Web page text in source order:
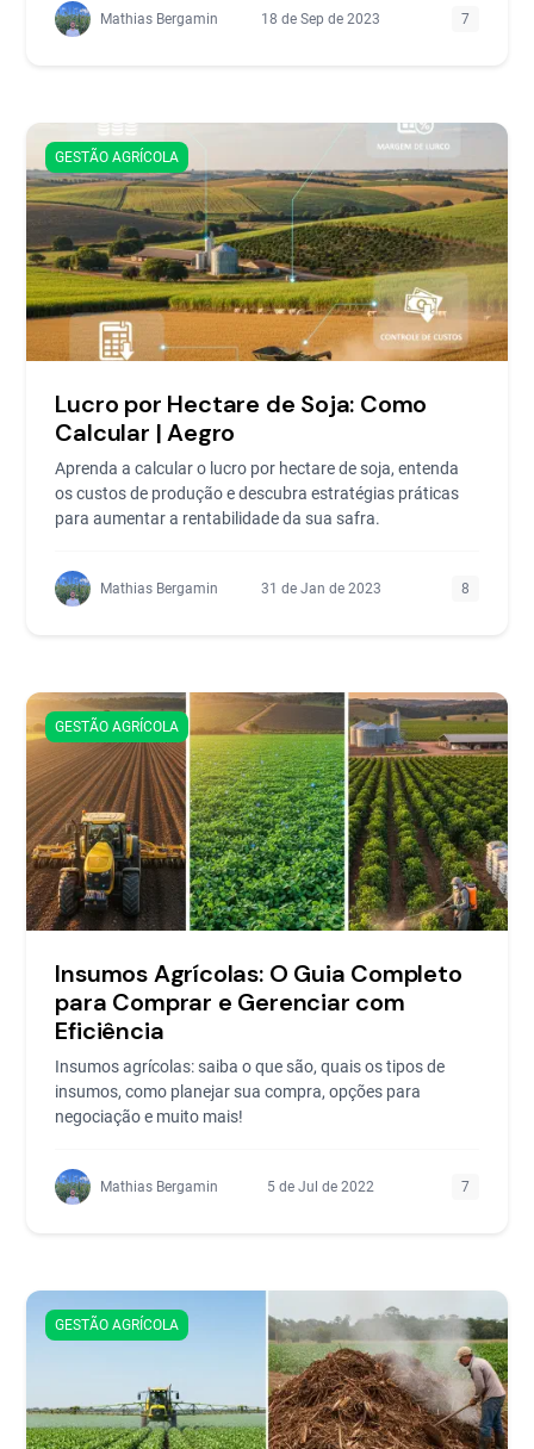
Mathias Bergamin 18 de Sep de 2023 7
GESTÃO AGRÍCOLA
Lucro por Hectare de Soja: Como
Calcular | Aegro
Aprenda a calcular o lucro por hectare de soja, entenda
os custos de produção e descubra estratégias práticas
para aumentar a rentabilidade da sua safra.
Mathias Bergamin 31 de Jan de 2023 8
GESTÃO AGRÍCOLA
Insumos Agrícolas: O Guia Completo
para Comprar e Gerenciar com
Eficiência
Insumos agrícolas: saiba o que são, quais os tipos de
insumos, como planejar sua compra, opções para
negociação e muito mais!
Mathias Bergamin 5 de Jul de 2022 7
GESTÃO AGRÍCOLA